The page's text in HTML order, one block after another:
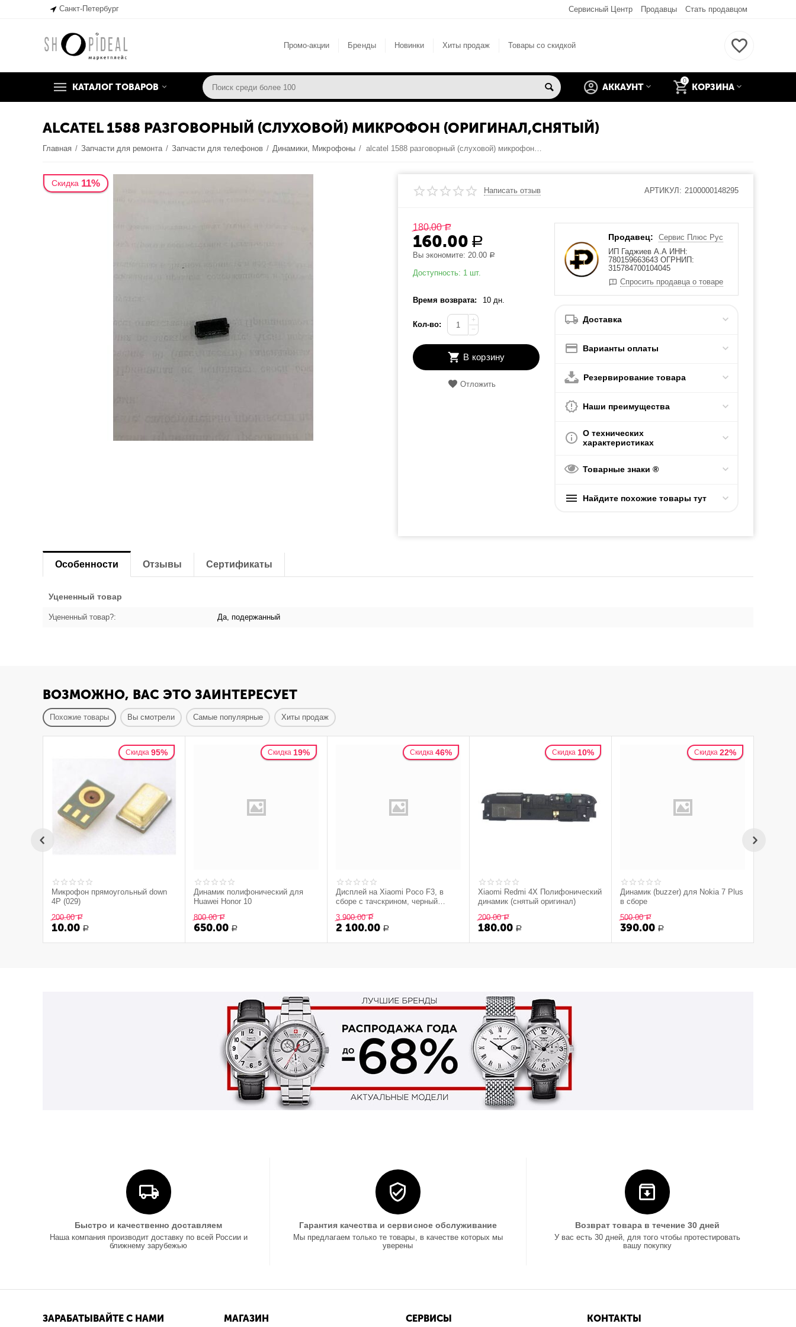
Санкт-Петербург Сервисный Центр Продавцы Стать продавцом
Промо-акции Бренды Новинки Хиты продаж Товары со скидкой
КАТАЛОГ ТОВАРОВ
0
КОРЗИНА
АККАУНТ
ALCATEL 1588 РАЗГОВОРНЫЙ (СЛУХОВОЙ) МИКРОФОН (ОРИГИНАЛ,СНЯТЫЙ)
Главная / Запчасти для ремонта / Запчасти для телефонов / Динамики, Микрофоны / alcatel 1588 разговорный (слуховой) микрофон (оригинал,снятый)
Скидка 11%
Написать отзыв АРТИКУЛ: 2100000148295
180.00 Р
160.00 Р
Вы экономите:20.00 Р
Доступность: 1 шт.
Время возврата: 10 дн.
Кол-во:
+
−
В корзину
Отложить
Продавец:
Сервис Плюс Рус
ИП Гаджиев А.А ИНН:
780159663643 ОГРНИП:
315784700104045
Спросить продавца о товаре
Доставка
Варианты оплаты
Резервирование товара
Наши преимущества
О технических
характеристиках
Товарные знаки ®
Найдите похожие товары тут
Особенности Отзывы Сертификаты
Уцененный товар
Уцененный товар?: Да, подержанный
ВОЗМОЖНО, ВАС ЭТО ЗАИНТЕРЕСУЕТ
Похожие товары Вы смотрели Самые популярные Хиты продаж
Скидка 95%
Микрофон прямоугольный down
4P (029)
200.00 Р
10.00 Р
Скидка 19%
Динамик полифонический для
Huawei Honor 10
800.00 Р
650.00 Р
Скидка 46%
Дисплей на Xiaomi Poco F3, в
сборе с тачскрином, черный
3 900.00 Р
2 100.00 Р
Скидка 10%
Xiaomi Redmi 4X Полифонический
динамик (снятый оригинал)
200.00 Р
180.00 Р
Скидка 22%
Динамик (buzzer) для Nokia 7 Plus
в сборе
500.00 Р
390.00 Р
Быстро и качественно доставляем
Наша компания производит доставку по всей России и
ближнему зарубежью
Гарантия качества и сервисное обслуживание
Мы предлагаем только те товары, в качестве которых мы
уверены
Возврат товара в течение 30 дней
У вас есть 30 дней, для того чтобы протестировать
вашу покупку
ЗАРАБАТЫВАЙТЕ С НАМИ МАГАЗИН СЕРВИСЫ КОНТАКТЫ